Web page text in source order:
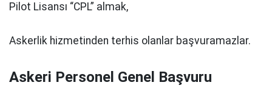
Pilot Lisansı “CPL” almak,
Askerlik hizmetinden terhis olanlar başvuramazlar.
Askeri Personel Genel Başvuru